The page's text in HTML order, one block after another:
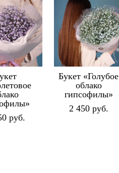
pуб.
Букет «Голубое
облако
гипсофилы»
2 450 pуб.